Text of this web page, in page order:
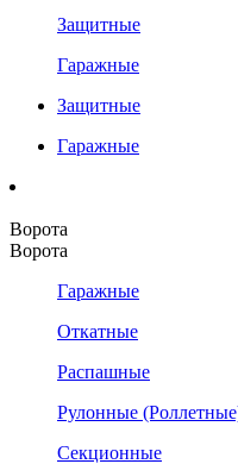
Защитные
Гаражные
Защитные
Гаражные
Ворота
Ворота
Гаражные
Откатные
Распашные
Рулонные
Секционные